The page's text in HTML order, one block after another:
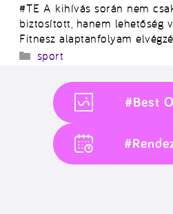
#TE A kihívás során nem
biztosított, hanem lehetőség
Fitnesz alaptanfolyam
Kategória
sport
#Best